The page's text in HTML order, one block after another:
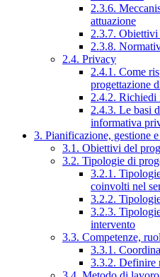
2.3.6.
attuazione
2.3.7. Obiettivi
2.3.8.
2.4. Privacy
2.4.1. Come
progettazione
2.4.2. Richiedi
2.4.3. Le basi
informativa
3. Pianificazione, gestione e
3.1. Obiettivi del
3.2. Tipologie di
3.2.1.
coinvolti nel
3.2.2.
3.2.3.
intervento
3.3. Competenze,
3.3.1.
3.3.2. Definire